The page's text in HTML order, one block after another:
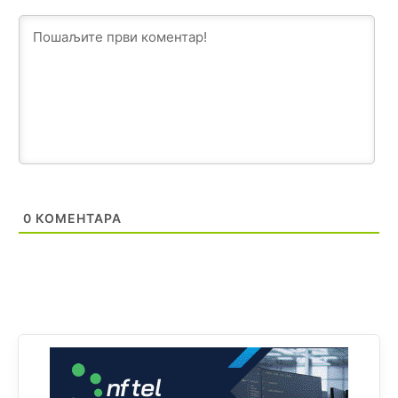
0 КОМЕНТАРА
Kuniocu ide q u guz...
besjedi znam ja dobro sta je bilo u Ag-ci...
O kako su cudni lvi ljudi,uzeli bi sve da mogu...a ja srce
svima fajem,radujem se tudjoj sreci.I ko ima i ko nema
na iso ce mjesto leci!